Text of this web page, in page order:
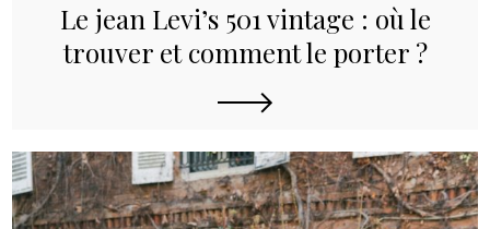
Le jean Levi’s 501 vintage : où le
trouver et comment le porter ?